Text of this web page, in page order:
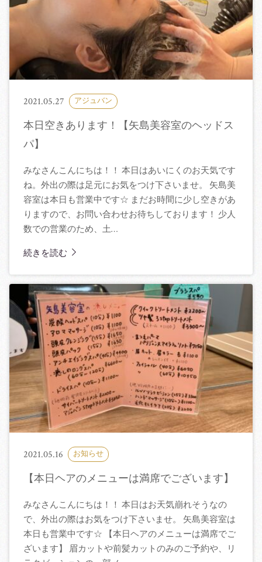
2021.05.27 アジュバン
本日空きあります！【矢島美容室のヘッドス
パ】
みなさんこんにちは！！ 本日はあいにくのお天気です
ね。外出の際は足元にお気をつけ下さいませ。 矢島美
容室は本日も営業中です☆ まだお時間に少し空きがあ
りますので、お問い合わせお待ちしております！ 少人
数での営業のため、土…
続きを読む
2021.05.16 お知らせ
【本日ヘアのメニューは満席でございます】
みなさんこんにちは！！ 本日はお天気崩れそうなの
で、外出の際はお気をつけ下さいませ。 矢島美容室は
本日も営業中です☆ 【本日ヘアのメニューは満席でご
ざいます】 眉カットや前髪カットのみのご予約や、リ